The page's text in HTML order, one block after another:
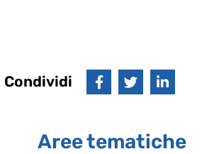
Condividi
Aree tematiche